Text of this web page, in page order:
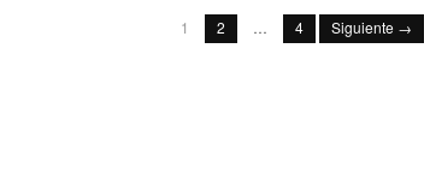
1 2 … 4 Siguiente →